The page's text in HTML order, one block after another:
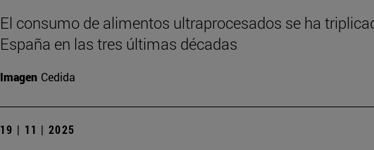
El consumo de alimentos ultraprocesados se ha
España en las tres últimas décadas
Imagen Cedida
19 | 11 | 2025